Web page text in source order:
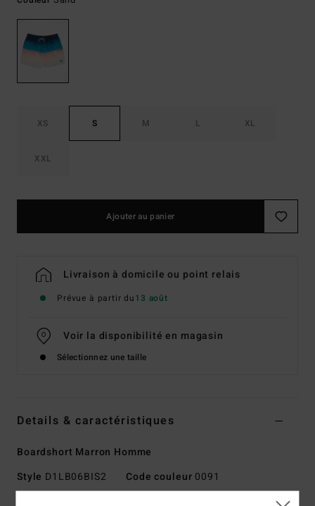
XS S M L XL
XXL
Ajouter au panier
Livraison à domicile ou point relais
Prévue à partir du13 août
Voir la disponibilité en magasin
Sélectionnez une taille
Details & caractéristiques
Boardshort Marron Homme
Style D1LB06BIS2 Code couleur 0091